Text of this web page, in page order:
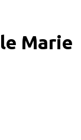
Marie